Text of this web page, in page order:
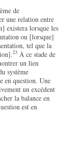
de
une relation entre
existera lorsque les
ou [lorsque]
tel que la
23 À ce stade de
un lien
système
en question. Une
un excédent
la balance en
est en